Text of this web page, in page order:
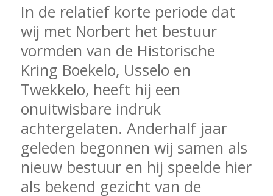
In de relatief korte periode dat
wij met Norbert het bestuur
vormden van de Historische
Kring Boekelo, Usselo en
Twekkelo, heeft hij een
onuitwisbare indruk
achtergelaten. Anderhalf jaar
geleden begonnen wij samen als
nieuw bestuur en hij speelde hier
als bekend gezicht van de